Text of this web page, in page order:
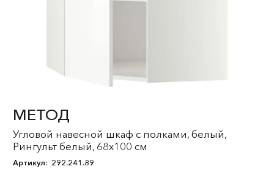
МЕТОД
Угловой навесной шкаф с полками, белый,
Рингульт белый, 68x100 см
Артикул: 292.241.89